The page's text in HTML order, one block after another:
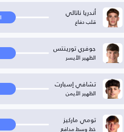
أندريا ناتالي
قلب دفاع
جوفري تورينتس
الظهير الأيسر
تشافي إسبارت
الظهير الأيمن
تومي ماركيز
خط وسط مدافع